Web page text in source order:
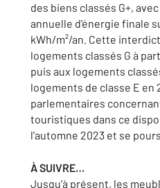
des biens classés G+,
annuelle d'énergie finale
kWh/m²/an. Cette
logements classés G à
puis aux logements
logements de classe E en
parlementaires
touristiques dans ce
l'automne 2023 et se
À SUIVRE…
Jusqu’à présent, les